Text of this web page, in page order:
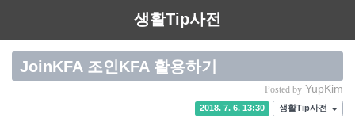
생활Tip사전
JoinKFA 조인KFA 활용하기
Posted by YupKim
2018. 7. 6. 13:30 생활Tip사전